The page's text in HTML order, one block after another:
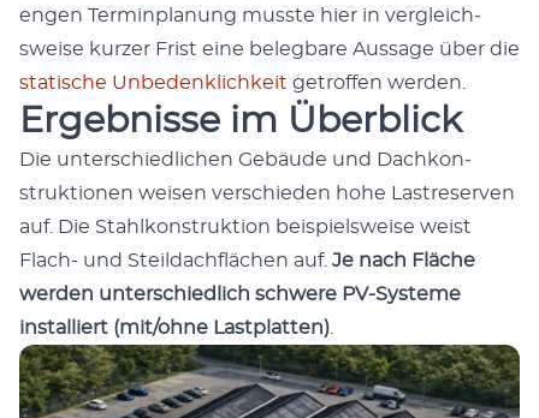
engen Ter­min­pla­nung musste hier in ver­gle­ich­
sweise kurz­er Frist eine beleg­bare Aus­sage über die
sta­tis­che Unbe­den­klichkeit getrof­fen wer­den.
Ergebnisse im Überblick
Die unter­schiedlichen Gebäude und Dachkon­
struk­tio­nen weisen ver­schieden hohe Las­tre­ser­ven
auf. Die Stahlkon­struk­tion beispiel­sweise weist
Flach- und Steil­dachflächen auf. Je nach Fläche
wer­den unter­schiedlich schwere PV-Sys­teme
instal­liert (mit/ohne Last­plat­ten)